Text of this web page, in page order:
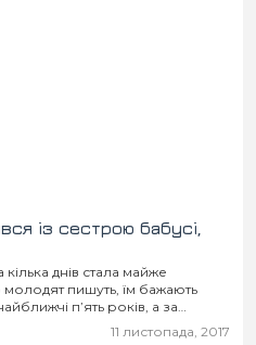
із сестрою бабусі,
днів стала майже
пишуть, їм бажають
п’ять років, а за
у Facebook...11 листопада, 2017